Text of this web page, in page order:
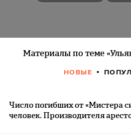
Материалы по теме
НОВЫЕ
Число погибших от «Мистера
человек. Производителя